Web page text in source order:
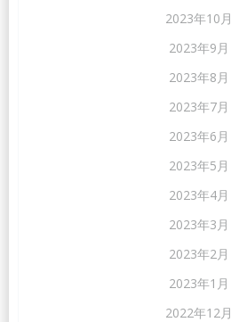
2023年10月
2023年9月
2023年8月
2023年7月
2023年6月
2023年5月
2023年4月
2023年3月
2023年2月
2023年1月
2022年12月